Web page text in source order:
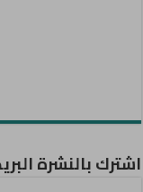
اشترك بالنشرة